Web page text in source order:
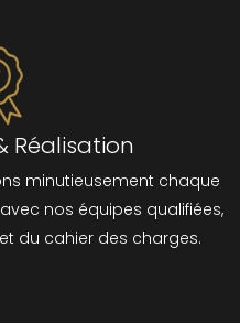
Réalisation
minutieusement chaque
nos équipes qualifiées,
du cahier des charges.